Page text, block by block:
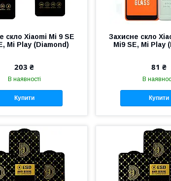
скло Xiaomi Mi 9 SE
Mi Play (Diamond)
203 ₴
В наявності
Купити
Захисне скло
Mi9 SE, Mi Play
81 ₴
В
Купити